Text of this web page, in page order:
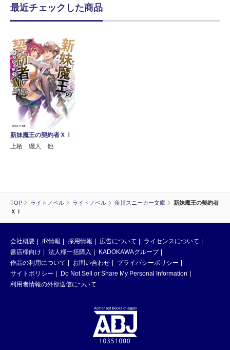
TOP ライトノベル ライトノベル 角川スニーカー文庫
新妹魔王の契約者
ＸＩ
最近チェックした商品
新妹魔王の契約者ＸＩ
上栖 綴人 他
会社概要 IR情報 採用情報 広告について
ライセンスについて
書店様向け
法人様一括購入
KADOKAWAグループ
作品の利用について
お問い合わせ
プライバシーポリシー
サイトポリシー
Do Not Sell or Share My Personal Information
利用者情報の外部送信について